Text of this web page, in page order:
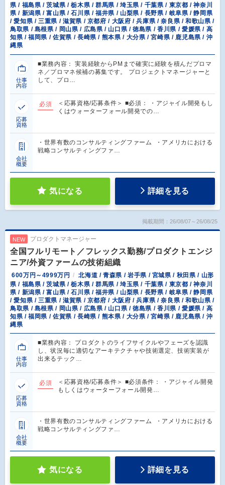
県 / 福島県 / 茨城県 / 栃木県 / 群馬県 / 埼玉県 / 千葉県 / 東京都 / 神奈川
県 / 新潟県 / 富山県 / 石川県 / 福井県 / 山梨県 / 長野県 / 岐阜県 / 静岡県
/ 愛知県 / 三重県 / 滋賀県 / 京都府 / 大阪府 / 兵庫県 / 奈良県 / 和歌山県 /
鳥取県 / 島根県 / 岡山県 / 広島県 / 山口県 / 徳島県 / 香川県 / 愛媛県 / 高
知県 / 福岡県 / 佐賀県 / 長崎県 / 熊本県 / 大分県 / 宮崎県 / 鹿児島県 / 沖
縄県
仕事
内容
■業務内容： 実装経験からPMまで確実に経験を積んだプロマ
ネ／プロマネ候補の募集です。 プロジェクトマネージャーと
して、プロ…
応募
資格
必須
＜応募資格/応募条件＞ ■必須： ・アジャイル開発もし
くはウォーターフォール開発での…
会社
概要
・世界有数のコンサルティングファーム ・アメリカにおける
戦略コンサルティングファ…
気になる 詳細を見る
掲載期間：26/08/07～26/08/25
NEW プロダクトマネージャー
全国フルリモート／フレックス勤務/プロダクトエンジ
ニア/外資ファームの技術組織
600万円～4999万円
北海道 / 青森県 / 岩手県 / 宮城県 / 秋田県 / 山形
県 / 福島県 / 茨城県 / 栃木県 / 群馬県 / 埼玉県 / 千葉県 / 東京都 / 神奈川
県 / 新潟県 / 富山県 / 石川県 / 福井県 / 山梨県 / 長野県 / 岐阜県 / 静岡県
/ 愛知県 / 三重県 / 滋賀県 / 京都府 / 大阪府 / 兵庫県 / 奈良県 / 和歌山県 /
鳥取県 / 島根県 / 岡山県 / 広島県 / 山口県 / 徳島県 / 香川県 / 愛媛県 / 高
知県 / 福岡県 / 佐賀県 / 長崎県 / 熊本県 / 大分県 / 宮崎県 / 鹿児島県 / 沖
縄県
仕事
内容
■業務内容： プロダクトのライフサイクルやフェーズを認識
し、状況毎に適切なアーキテクチャや技術選定、技術実装が
出来るテック…
応募
資格
必須
＜応募資格/応募条件＞ ■必須条件： ・アジャイル開発
もしくはウォーターフォール開発…
会社
概要
・世界有数のコンサルティングファーム ・アメリカにおける
戦略コンサルティングファ…
気になる 詳細を見る